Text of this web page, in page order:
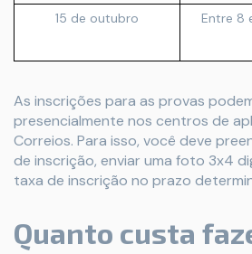
15 de outubro Entre 8
As inscrições para as provas
presencialmente nos centros de
Correios. Para isso, você deve
de inscrição, enviar uma foto 3x4
taxa de inscrição no prazo
Quanto custa